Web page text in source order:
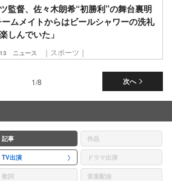
監督、佐々木朗希“初勝利”の舞台裏明
ムメイトからはビールシャワーの洗礼
しんでいた」
ニュース ｜スポーツ｜
次へ
1/8
記事 作品
TV出演 ドラマ出演
歌詞 音楽配信